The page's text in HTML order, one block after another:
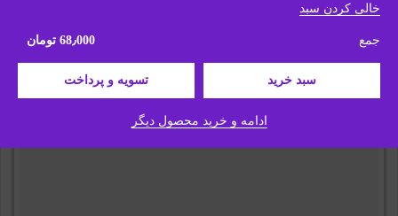
افزودن به سبد خرید
خالی کردن سبد
جمع 68٫000 تومان
سبد خرید تسویه و پرداخت
ادامه و خرید محصول دیگر